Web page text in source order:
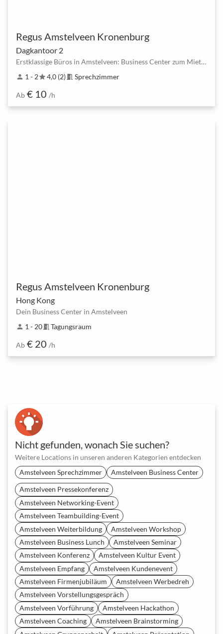
Regus Amstelveen Kronenburg
Dagkantoor 2
Erstklassige Büros in Amstelveen: Business Center zum Mieten
person 1 - 2star4,0 (2) meeting_room Sprechzimmer
Ab € 10 /h
Regus Amstelveen Kronenburg
Hong Kong
Dein Business Center in Amstelveen
person 1 - 20meeting_room Tagungsraum
Ab € 20 /h
Nicht gefunden, wonach Sie suchen?
Weitere Locations in unseren anderen Kategorien entdecken
Amstelveen Sprechzimmer
Amstelveen Business Center
Amstelveen Pressekonferenz
Amstelveen Networking-Event
Amstelveen Teambuilding-Event
Amstelveen Weiterbildung
Amstelveen Workshop
Amstelveen Business Lunch
Amstelveen Seminar
Amstelveen Konferenz
Amstelveen Kultur Event
Amstelveen Empfang
Amstelveen Kundenevent
Amstelveen Firmenjubiläum
Amstelveen Werbedreh
Amstelveen Vorstellungsgespräch
Amstelveen Vorführung
Amstelveen Hackathon
Amstelveen Coaching
Amstelveen Brainstorming